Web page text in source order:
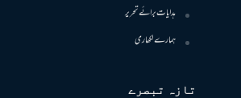
ہدایات برائے تحریر
ہمارے لکھاری
تازہ تبصرے